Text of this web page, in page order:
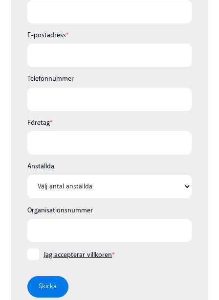
E-postadress*
Telefonnummer
Företag*
Anställda
Organisationsnummer
Jag accepterar villkoren*